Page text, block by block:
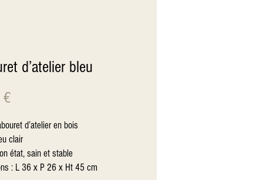
d’atelier bleu
€Prix
d’atelier en bois
clair
état, sain et stable
: L 36 x P 26 x Ht 45 cm